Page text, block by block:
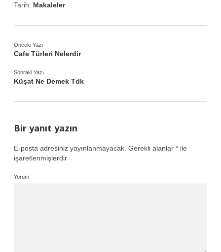
Tarih: Makaleler
Önceki Yazı
Cafe Türleri Nelerdir
Sonraki Yazı
Küşat Ne Demek Tdk
Bir yanıt yazın
E-posta adresiniz yayınlanmayacak. Gerekli alanlar * ile
işaretlenmişlerdir
Yorum